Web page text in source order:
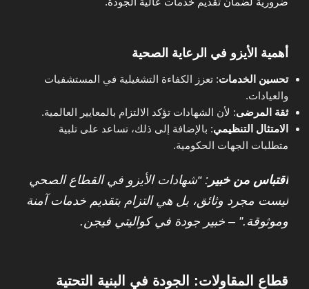
أهمية الأيزو في الرعاية الصحية
تحسين الخدمات: تعزز الكفاءة التشغيلية في المستشفيات
والعيادات.
ثقة المرضى: لأن الشهادات تؤكد الالتزام بالمعايير العالمية.
الامتثال التنظيمي: بالإضافة إلى ذلك، تساعد على تلبية
متطلبات الجهات الحكومية.
اقتباس من خبير : “شهادات الأيزو في القطاع الصحي
ليست مجرد وثائق، بل هي التزام بتقديم خدمات آمنة
وموثوقة.” – خبير جودة في كواليتي فيجن.
قطاع المقاولات: الجودة في البنية التحتية